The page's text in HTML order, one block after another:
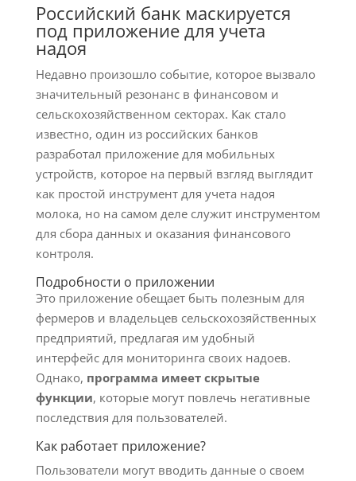
Российский банк маскируется
под приложение для учета
надоя
Недавно произошло событие, которое вызвало
значительный резонанс в финансовом и
сельскохозяйственном секторах. Как стало
известно, один из российских банков
разработал приложение для мобильных
устройств, которое на первый взгляд выглядит
как простой инструмент для учета надоя
молока, но на самом деле служит инструментом
для сбора данных и оказания финансового
контроля.
Подробности о приложении
Это приложение обещает быть полезным для
фермеров и владельцев сельскохозяйственных
предприятий, предлагая им удобный
интерфейс для мониторинга своих надоев.
Однако, программа имеет скрытые
функции, которые могут повлечь негативные
последствия для пользователей.
Как работает приложение?
Пользователи могут вводить данные о своем